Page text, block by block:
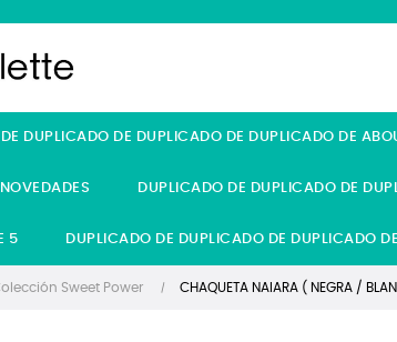
DUPLICADO DE DUPLICADO DE DUPLICADO DE
DUPLICADO DE DUPLICADO DE
5 DUPLICADO DE DUPLICADO DE DUPLICADO
Sweet Power CHAQUETA NAIARA ( NEGRA /